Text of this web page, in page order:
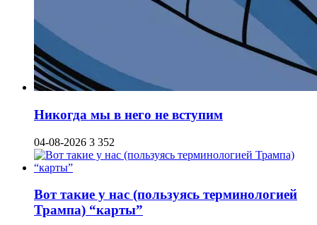
Никогда мы в него не вступим
04-08-2026 3 352
Вот такие у нас (пользуясь терминологией
Трампа) “карты”